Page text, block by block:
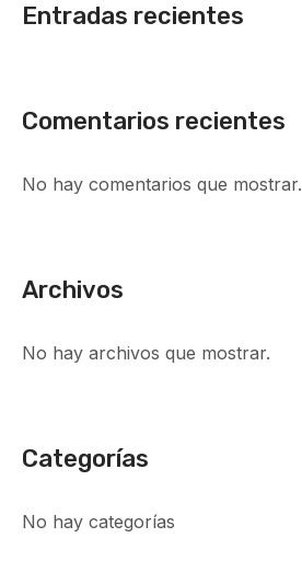
Entradas recientes
Comentarios recientes
No hay comentarios que mostrar.
Archivos
No hay archivos que mostrar.
Categorías
No hay categorías